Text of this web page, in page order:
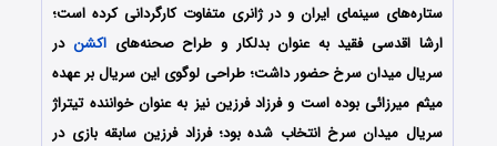
ستاره‌های سینمای ایران و در ژانری متفاوت کارگردانی کرده است؛
ارشا اقدسی فقید به عنوان بدلکار و طراح صحنه‌هایاکشن در
سریال میدان سرخ حضور داشت؛ طراحی لوگوی این سریال بر عهده
میثم میرزائی بوده است و فرزاد فرزین نیز به عنوان خواننده تیتراژ
سریال میدان سرخ انتخاب شده بود؛ فرزاد فرزین سابقه بازی در